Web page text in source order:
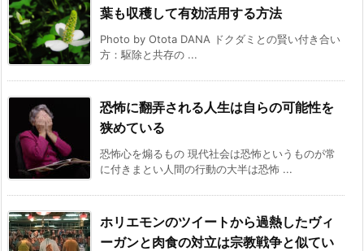
葉も収穫して有効活用する方法
Photo by Otota DANA ドクダミとの賢い付き合い
方：駆除と共存の ...
恐怖に翻弄される人生は自らの可能性を
狭めている
恐怖心を煽るもの 現代社会は恐怖というものが常
に付きまとい人間の行動の大半は恐怖 ...
ホリエモンのツイートから過熱したヴィ
ーガンと肉食の対立は宗教戦争と似てい